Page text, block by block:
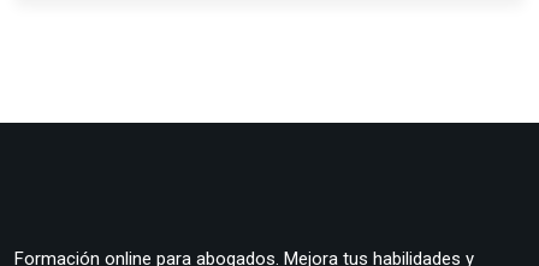
Formación online para abogados. Mejora tus habilidades y